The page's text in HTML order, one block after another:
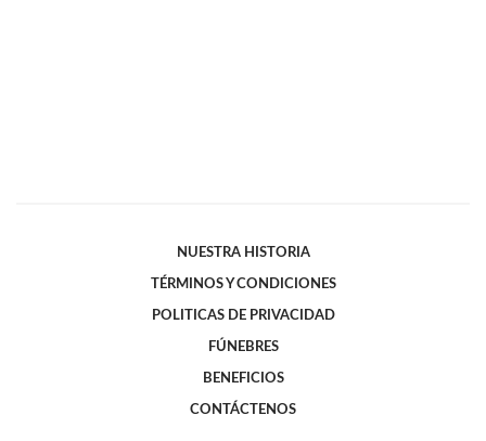
NUESTRA HISTORIA
TÉRMINOS Y CONDICIONES
POLITICAS DE PRIVACIDAD
FÚNEBRES
BENEFICIOS
CONTÁCTENOS